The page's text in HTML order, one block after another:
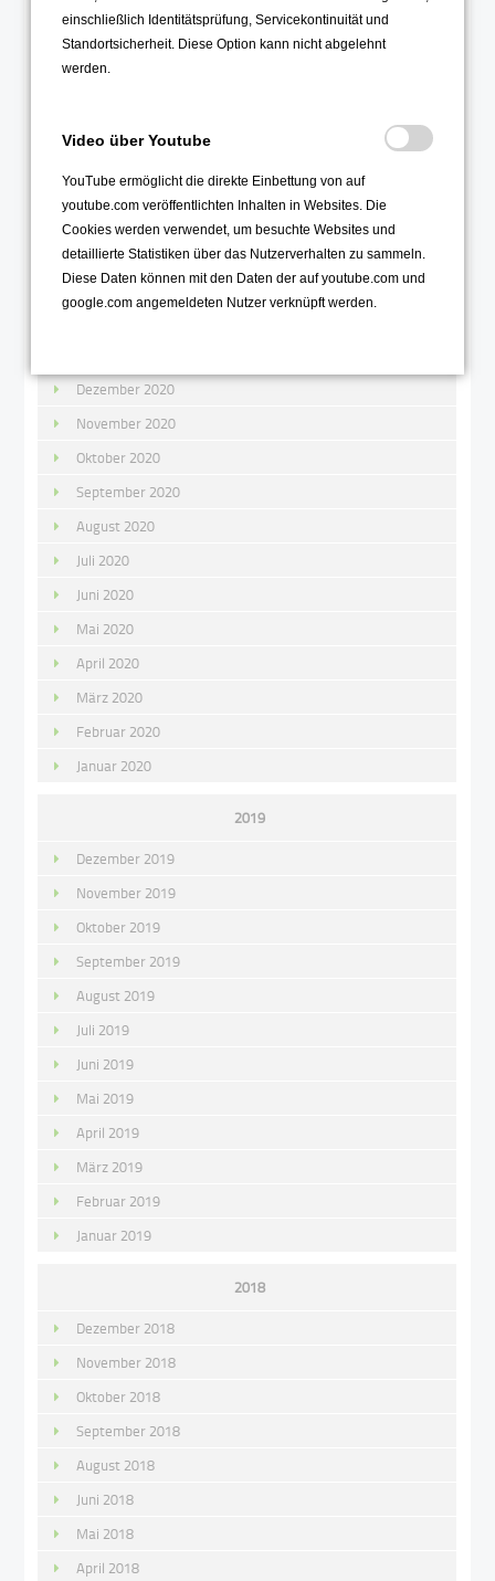
September 2021
März 2021
Februar 2021
Januar 2021
Dezember 2020
November 2020
Oktober 2020
September 2020
August 2020
Juli 2020
Juni 2020
Mai 2020
April 2020
März 2020
Februar 2020
Januar 2020
2019
Dezember 2019
November 2019
Oktober 2019
September 2019
August 2019
Juli 2019
Juni 2019
Mai 2019
April 2019
März 2019
Februar 2019
Januar 2019
2018
Dezember 2018
November 2018
Oktober 2018
September 2018
August 2018
Juni 2018
Mai 2018
April 2018
einschließlich Identitätsprüfung, Servicekontinuität und
Standortsicherheit. Diese Option kann nicht abgelehnt
werden.
Video über Youtube
YouTube ermöglicht die direkte Einbettung von auf
youtube.com veröffentlichten Inhalten in Websites. Die
Cookies werden verwendet, um besuchte Websites und
detaillierte Statistiken über das Nutzerverhalten zu sammeln.
Diese Daten können mit den Daten der auf youtube.com und
google.com angemeldeten Nutzer verknüpft werden.